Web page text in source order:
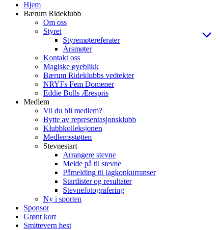
Hjem
Bærum Rideklubb
Om oss
Styret
Styremøtereferater
Årsmøter
Kontakt oss
Magiske øyeblikk
Bærum Rideklubbs vedtekter
NRYFs Fem Domener
Eddie Bulls Ærespris
Medlem
Vil du bli medlem?
Bytte av representasjonsklubb
Klubbkolleksjonen
Medlemsstøtten
Stevnestart
Arrangere stevne
Melde på til stevne
Påmelding til lagkonkurranser
Startlister og resultater
Stevnefotografering
Ny i sporten
Sponsor
Grønt kort
Smittevern hest